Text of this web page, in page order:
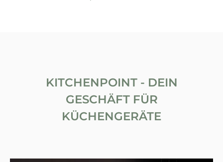
KITCHENPOINT - DEIN
GESCHÄFT FÜR
KÜCHENGERÄTE